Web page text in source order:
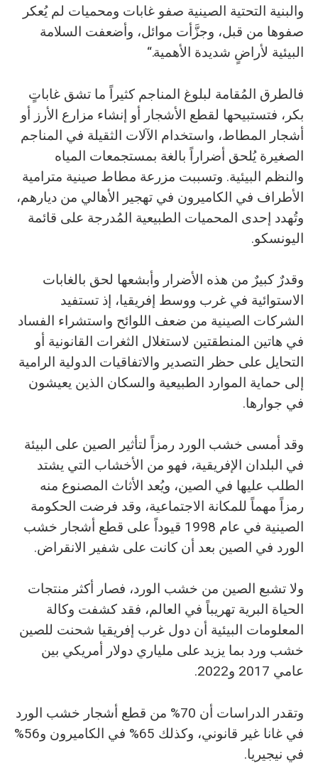
والبنية التحتية الصينية صفو غابات ومحميات لم يُعكر
صفوها من قبل، وجزَّأت موائل، وأضعفت السلامة
البيئية لأراضٍ شديدة الأهمية.“
فالطرق المُقامة لبلوغ المناجم كثيراً ما تشق غاباتٍ
بكر، فتستبيحها لقطع الأشجار أو إنشاء مزارع الأرز أو
أشجار المطاط، واستخدام الآلات الثقيلة في المناجم
الصغيرة يُلحق أضراراً بالغة بمستجمعات المياه
والنظم البيئية. وتسببت مزرعة مطاط صينية مترامية
الأطراف في الكاميرون في تهجير الأهالي من ديارهم،
وتُهدد إحدى المحميات الطبيعية المُدرجة على قائمة
اليونسكو.
وقدرٌ كبيرٌ من هذه الأضرار وأبشعها لحق بالغابات
الاستوائية في غرب ووسط إفريقيا، إذ تستفيد
الشركات الصينية من ضعف اللوائح واستشراء الفساد
في هاتين المنطقتين لاستغلال الثغرات القانونية أو
التحايل على حظر التصدير والاتفاقيات الدولية الرامية
إلى حماية الموارد الطبيعية والسكان الذين يعيشون
في جوارها.
وقد أمسى خشب الورد رمزاً لتأثير الصين على البيئة
في البلدان الإفريقية، فهو من الأخشاب التي يشتد
الطلب عليها في الصين، ويُعد الأثاث المصنوع منه
رمزاً مهماً للمكانة الاجتماعية، وقد فرضت الحكومة
الصينية في عام 1998 قيوداً على قطع أشجار خشب
الورد في الصين بعد أن كانت على شفير الانقراض.
ولا تشبع الصين من خشب الورد، فصار أكثر منتجات
الحياة البرية تهريباً في العالم، فقد كشفت وكالة
المعلومات البيئية أن دول غرب إفريقيا شحنت للصين
خشب ورد بما يزيد على ملياري دولار أمريكي بين
عامي 2017 و2022.
وتقدر الدراسات أن 70% من قطع أشجار خشب الورد
في غانا غير قانوني، وكذلك 65% في الكاميرون و56%
في نيجيريا.